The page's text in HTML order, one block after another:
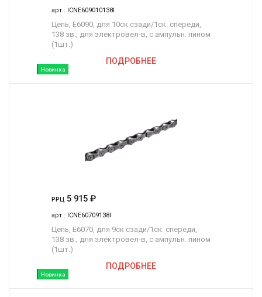
Новинка
арт.: ICNE609010138I
Цепь, E6090, для 10ск сзади/1ск. спереди,
138 зв., для электровел-в, с ампульн. пином
(1шт.)
ПОДРОБНЕЕ
Новинка
РРЦ 5 915 ₽
арт.: ICNE60709138I
Цепь, E6070, для 9ск сзади/1ск. спереди,
138 зв., для электровел-в, с ампульн. пином
(1шт.)
ПОДРОБНЕЕ